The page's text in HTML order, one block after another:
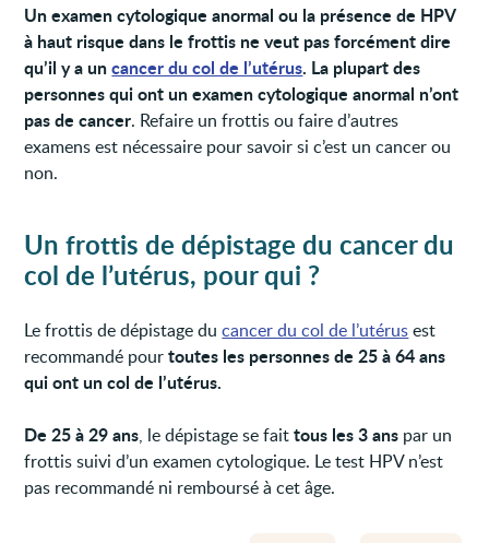
Un examen cytologique anormal ou la présence de HPV
à haut risque dans le frottis ne veut pas forcément dire
qu’il y a uncancer du col de l’utérus. La plupart des
personnes qui ont un examen cytologique anormal n’ont
pas de cancer. Refaire un frottis ou faire d’autres
examens est nécessaire pour savoir si c’est un cancer ou
non.
Un frottis de dépistage du cancer du
col de l’utérus, pour qui ?
Le frottis de dépistage ducancer du col de l’utérusest
recommandé pourtoutes les personnes de 25 à 64 ans
qui ont un col de l’utérus.
De 25 à 29 ans, le dépistage se faittous les 3 ans par un
frottis suivi d’un examen cytologique. Le test HPV n’est
pas recommandé ni remboursé à cet âge.